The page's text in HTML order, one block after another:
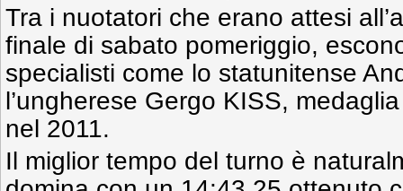
Tra i nuotatori che erano attesi
finale di sabato pomeriggio,
specialisti come lo statunitense
l’ungherese Gergo KISS,
nel 2011.
Il miglior tempo del turno è